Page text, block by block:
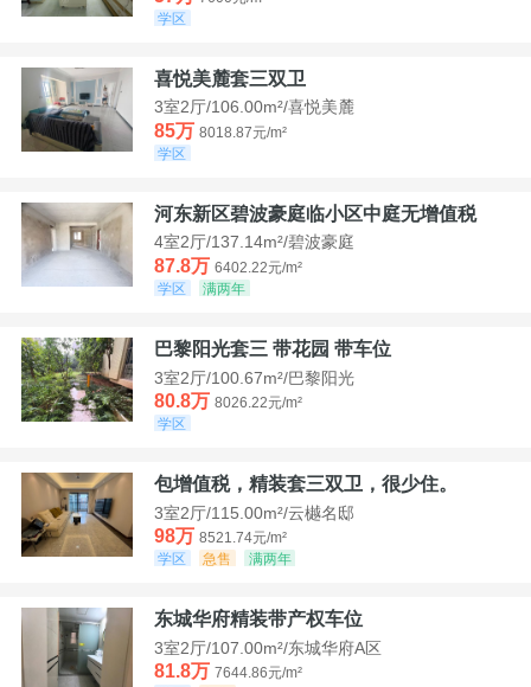
学区
喜悦美麓套三双卫
3室2厅/106.00m²/喜悦美麓
85万 8018.87元/m²
学区
河东新区碧波豪庭临小区中庭无增值税
4室2厅/137.14m²/碧波豪庭
87.8万 6402.22元/m²
学区
满两年
巴黎阳光套三 带花园 带车位
3室2厅/100.67m²/巴黎阳光
80.8万 8026.22元/m²
学区
包增值税，精装套三双卫，很少住。
3室2厅/115.00m²/云樾名邸
98万 8521.74元/m²
学区
急售 满两年
东城华府精装带产权车位
3室2厅/107.00m²/东城华府A区
81.8万 7644.86元/m²